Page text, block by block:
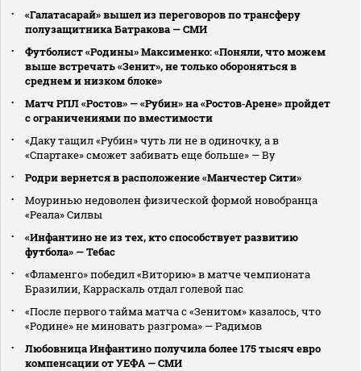
«Галатасарай» вышел из переговоров по трансферу
полузащитника Батракова — СМИ
Футболист «Родины» Максименко: «Поняли, что можем
выше встречать «Зенит», не только обороняться в
среднем и низком блоке»
Матч РПЛ «Ростов» — «Рубин» на «Ростов‑Арене» пройдет
с ограничениями по вместимости
«Даку тащил «Рубин» чуть ли не в одиночку, а в
«Спартаке» сможет забивать еще больше» — Ву
Родри вернется в расположение «Манчестер Сити»
Моуринью недоволен физической формой новобранца
«Реала» Силвы
«Инфантино не из тех, кто способствует развитию
футбола» — Тебас
«Фламенго» победил «Виторию» в матче чемпионата
Бразилии, Карраскаль отдал голевой пас
«После первого тайма матча с «Зенитом» казалось, что
«Родине» не миновать разгрома» — Радимов
Любовница Инфантино получила более 175 тысяч евро
компенсации от УЕФА — СМИ